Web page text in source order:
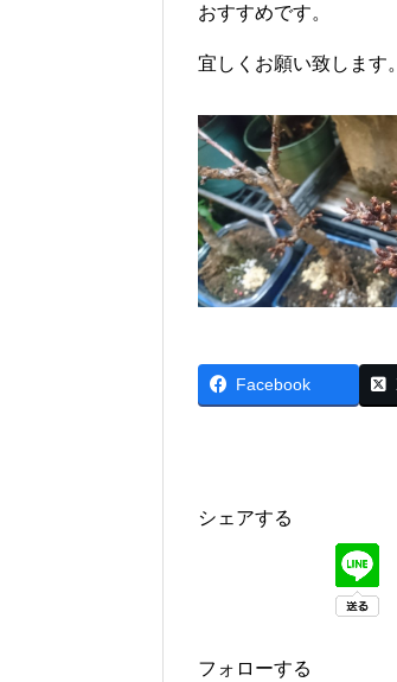
おすすめです。
宜しくお願い致します。
Facebook
シェアする
フォローする